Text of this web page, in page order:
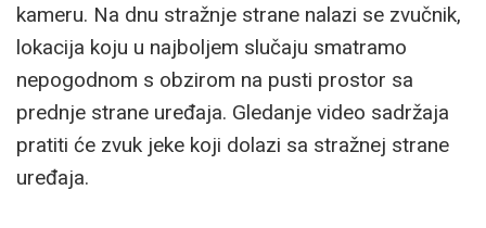
kameru. Na dnu stražnje strane nalazi se zvučnik,
lokacija koju u najboljem slučaju smatramo
nepogodnom s obzirom na pusti prostor sa
prednje strane uređaja. Gledanje video sadržaja
pratiti će zvuk jeke koji dolazi sa stražnej strane
uređaja.